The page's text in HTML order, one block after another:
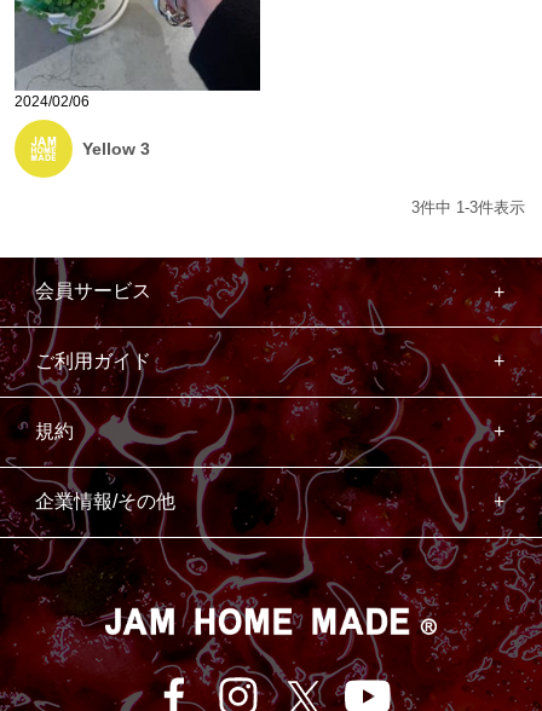
2024/02/06
Yellow 3
3件中 1-3件表示
会員サービス
ご利用ガイド
規約
企業情報/その他